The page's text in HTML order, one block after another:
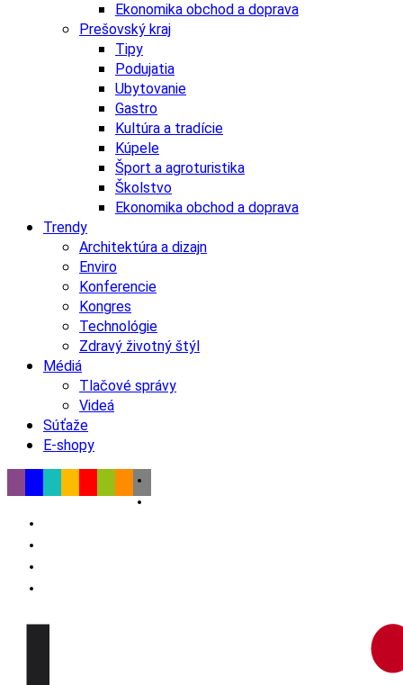
Ekonomika obchod a doprava
Prešovský kraj
Tipy
Podujatia
Ubytovanie
Gastro
Kultúra a tradície
Kúpele
Šport a agroturistika
Školstvo
Ekonomika obchod a doprava
Trendy
Architektúra a dizajn
Enviro
Konferencie
Kongres
Technológie
Zdravý životný štýl
Médiá
Tlačové správy
Videá
Súťaže
E-shopy